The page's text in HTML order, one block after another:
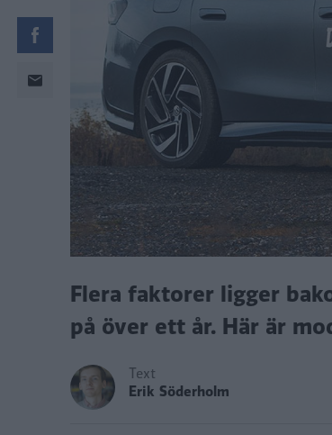
Flera faktorer ligger
på över ett år. Här är
Text
Erik Söderholm